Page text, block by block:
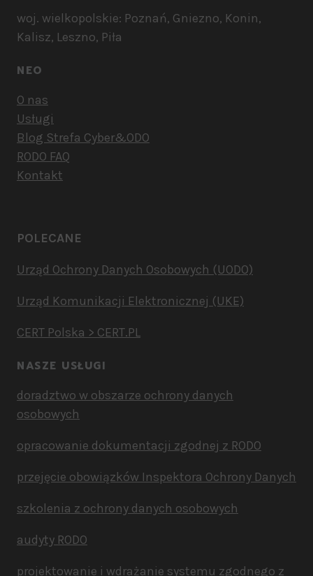
woj. wielkopolskie: Poznań, Gniezno, Konin,
Kalisz, Leszno, Piła
NEO
O nas
Usługi
Blog Strefa Cyber&ODO
RODO FAQ
Kontakt
POLECANE
Urząd Ochrony Danych Osobowych (UODO)
Urząd Komunikacji Elektronicznej (UKE)
CERT Polska > CERT.PL
NASZE USŁUGI
doradztwo w obszarze ochrony danych
osobowych
opracowanie dokumentacji zgodnej z RODO
przejęcie obowiązków Inspektora Ochrony Danych
szkolenia z ochrony danych osobowych
audyty RODO
projektowanie i wdrażanie systemu zgodnego z